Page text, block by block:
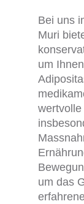
Bei uns
Muri
um
um das